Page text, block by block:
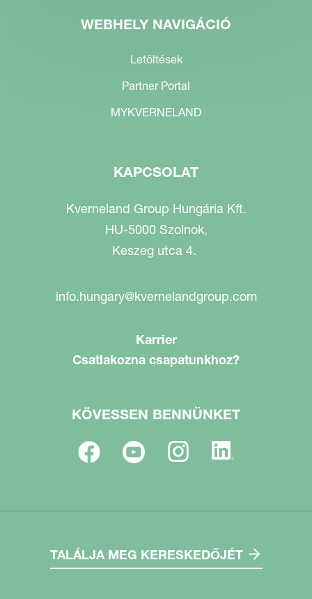
WEBHELY NAVIGÁCIÓ
Letöltések
Partner Portal
MYKVERNELAND
KAPCSOLAT
Kverneland Group Hungária Kft.
HU-5000 Szolnok,
Keszeg utca 4.
info.hungary@kvernelandgroup.com
Karrier
Csatlakozna csapatunkhoz?
KÖVESSEN BENNÜNKET
TALÁLJA MEG KERESKEDŐJÉT